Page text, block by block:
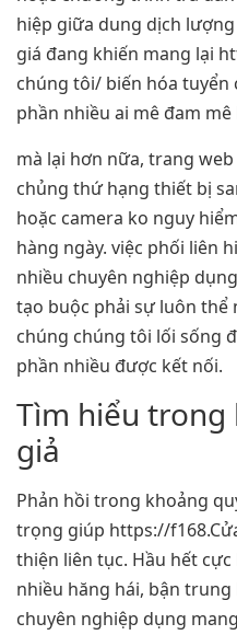
hiệp giữa dung dịch
giá đang khiến mang lại
chúng tôi/ biến hóa
phần nhiều ai mê đam mê
mà lại hơn nữa, trang
chủng thứ hạng thiết bị
hoặc camera ko nguy
hàng ngày. việc phối liên
nhiều chuyên nghiệp
tạo buộc phải sự luôn thể
chúng chúng tôi lối sống
phần nhiều được kết nối.
Tìm hiểu trong
giả
Phản hồi trong khoảng
trọng giúp https://
thiện liên tục. Hầu hết
nhiều hăng hái, bận
chuyên nghiệp dụng